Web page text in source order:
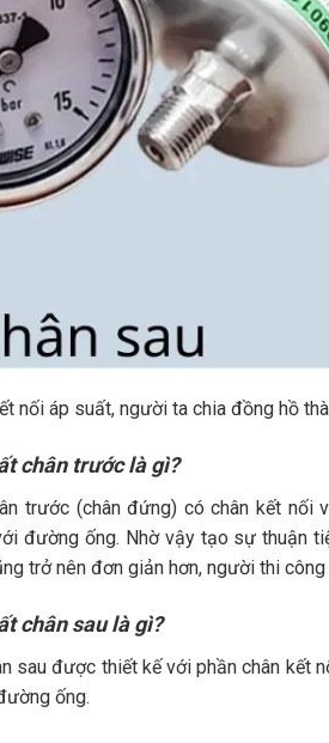
nối áp suất, người ta chia đồng hồ
chân trước là gì?
trước (chân đứng) có chân kết
đường ống. Nhờ vậy tạo sự thuận
trở nên đơn giản hơn, người thi
chân sau là gì?
sau được thiết kế với phần chân kết
ống.